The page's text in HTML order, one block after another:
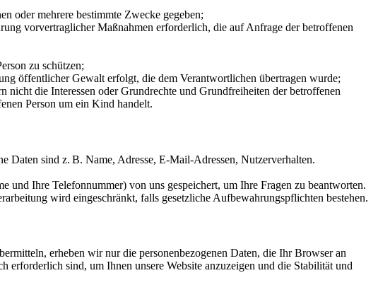
oder mehrere bestimmte Zwecke gegeben;
vorvertraglicher Maßnahmen erforderlich, die auf Anfrage der betroffenen
zu schützen;
öffentlicher Gewalt erfolgt, die dem Verantwortlichen übertragen wurde;
die Interessen oder Grundrechte und Grundfreiheiten der betroffenen
Person um ein Kind handelt.
Daten sind z. B. Name, Adresse, E-Mail-Adressen, Nutzerverhalten.
Ihre Telefonnummer) von uns gespeichert, um Ihre Fragen zu beantworten.
wird eingeschränkt, falls gesetzliche Aufbewahrungspflichten bestehen.
erheben wir nur die personenbezogenen Daten, die Ihr Browser an
erforderlich sind, um Ihnen unsere Website anzuzeigen und die Stabilität und